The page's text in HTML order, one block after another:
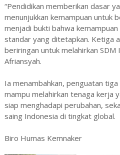
“Pendidikan memberikan dasar
menunjukkan kemampuan untuk
menjadi bukti bahwa
standar yang ditetapkan. Ketiga
beriringan untuk melahirkan
Afriansyah.
Ia menambahkan, penguatan
mampu melahirkan tenaga kerja
siap menghadapi perubahan,
saing Indonesia di tingkat global.
Biro Humas Kemnaker